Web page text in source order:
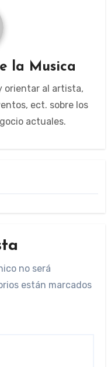
la Musica
orientar al artista,
ect. sobre los
actuales.
no será
están marcados